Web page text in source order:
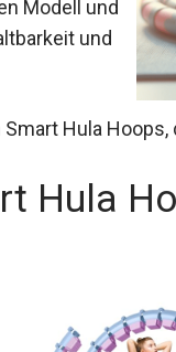
Modell und
und
Hula
Hula